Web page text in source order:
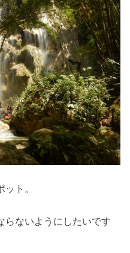
ト。
らないようにしたいです